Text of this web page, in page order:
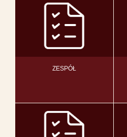
ZESPÓŁ